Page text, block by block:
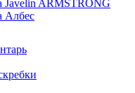
Javelin ARMSTRONG
Албес